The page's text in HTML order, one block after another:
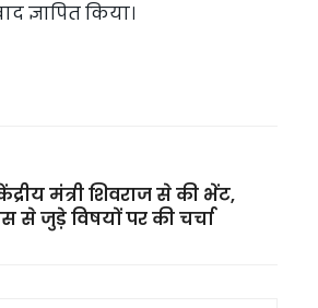
ज्ञापित किया।
मंत्री शिवराज से की भेंट,
से जुड़े विषयों पर की चर्चा